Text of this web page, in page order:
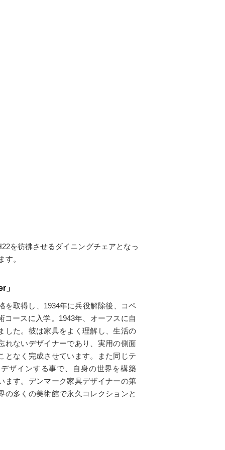
を彷彿させるダイニングチェアとなっ
。
」
を取得し、1934年に兵役解除後、コペ
コースに入学。1943年、オーフスに自
した。彼は家具をよく理解し、生活の
れないデザイナーであり、実用の側面
となく完成させています。また同じテ
ザインする事で、自身の世界を構築
ます。デンマーク家具デザイナーの第
の多くの美術館で永久コレクションと